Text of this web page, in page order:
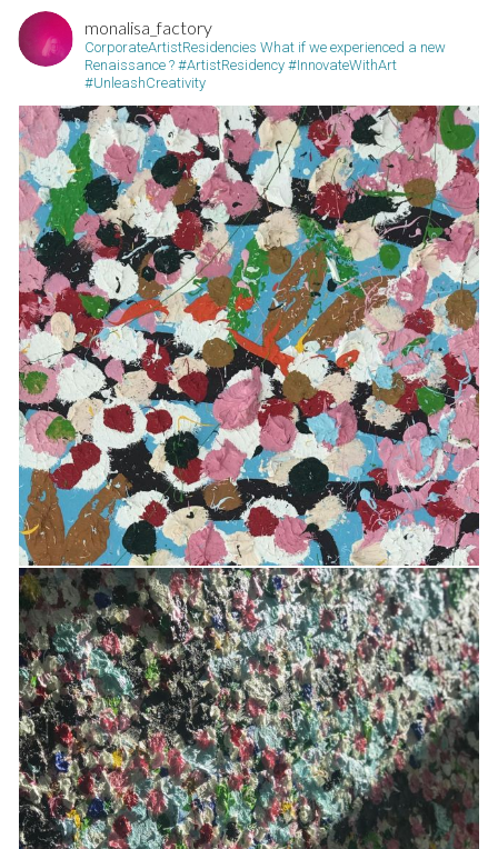
monalisa_factory
CorporateArtistResidencies What if we experienced a new
Renaissance ? #ArtistResidency #InnovateWithArt
#UnleashCreativity